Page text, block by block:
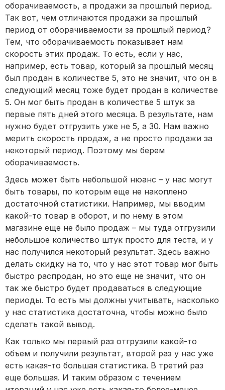
оборачиваемость, а продажи за прошлый период.
Так вот, чем отличаются продажи за прошлый
период от оборачиваемости за прошлый период?
Тем, что оборачиваемость показывает нам
скорость этих продаж. То есть, если у нас,
например, есть товар, который за прошлый месяц
был продан в количестве 5, это не значит, что он в
следующий месяц тоже будет продан в количестве
5. Он мог быть продан в количестве 5 штук за
первые пять дней этого месяца. В результате, нам
нужно будет отгрузить уже не 5, а 30. Нам важно
мерить скорость продаж, а не просто продажи за
некоторый период. Поэтому мы берем
оборачиваемость.
Здесь может быть небольшой нюанс – у нас могут
быть товары, по которым еще не накоплено
достаточной статистики. Например, мы вводим
какой-то товар в оборот, и по нему в этом
магазине еще не было продаж – мы туда отгрузили
небольшое количество штук просто для теста, и у
нас получился некоторый результат. Здесь важно
делать скидку на то, что у нас этот товар мог быть
быстро распродан, но это еще не значит, что он
так же быстро будет продаваться в следующие
периоды. То есть мы должны учитывать, насколько
у нас статистика достаточна, чтобы можно было
сделать такой вывод.
Как только мы первый раз отгрузили какой-то
объем и получили результат, второй раз у нас уже
есть какая-то большая статистика. В третий раз
еще большая. И таким образом с течением